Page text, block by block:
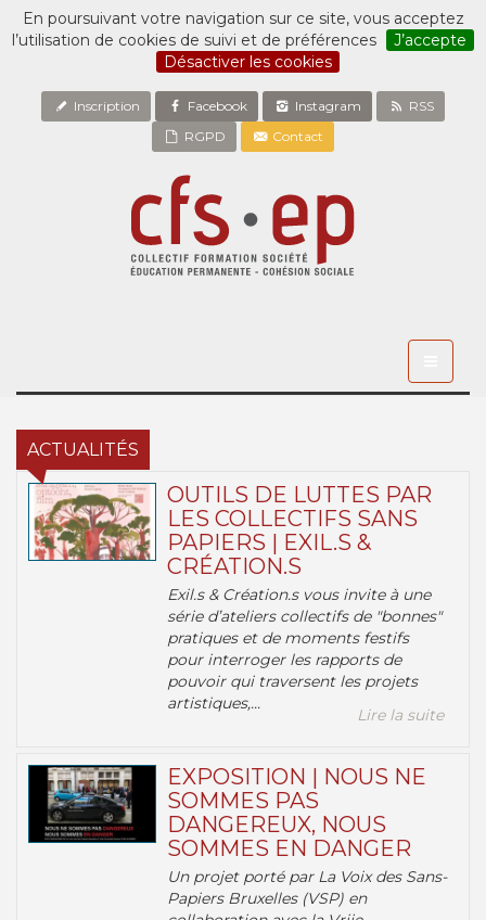
En poursuivant votre navigation sur ce site, vous acceptez
l’utilisation de cookies de suivi et de préférences
J’accepte
Désactiver les cookies
Inscription Facebook Instagram
RSS
RGPD
Contact
ACTUALITÉS
OUTILS DE LUTTES PAR
LES COLLECTIFS SANS
PAPIERS | EXIL.S &
CRÉATION.S
Exil.s & Création.s vous invite à une
série d’ateliers collectifs de "bonnes"
pratiques et de moments festifs
pour interroger les rapports de
pouvoir qui traversent les projets
artistiques,...
Lire la suite
EXPOSITION | NOUS NE
SOMMES PAS
DANGEREUX, NOUS
SOMMES EN DANGER
Un projet porté par La Voix des Sans-
Papiers Bruxelles (VSP) en